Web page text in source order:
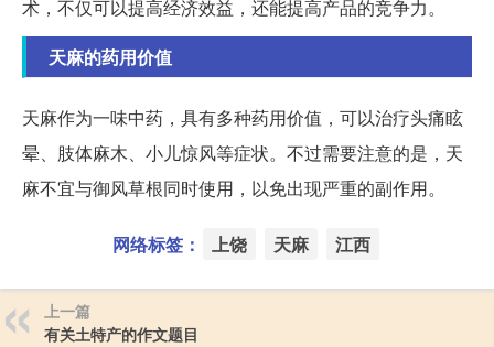
术，不仅可以提高经济效益，还能提高产品的竞争力。
天麻的药用价值
天麻作为一味中药，具有多种药用价值，可以治疗头痛眩
晕、肢体麻木、小儿惊风等症状。不过需要注意的是，天
麻不宜与御风草根同时使用，以免出现严重的副作用。
网络标签： 上饶 天麻 江西
上一篇
有关土特产的作文题目